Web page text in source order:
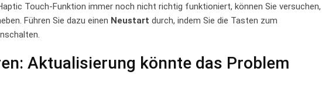
Touch-Funktion immer noch ⁤nicht richtig funktioniert, können Sie ‌versuchen,
Führen Sie dazu⁣ einen Neustart durch, indem Sie die Tasten zum
Aktualisierung könnte das Problem